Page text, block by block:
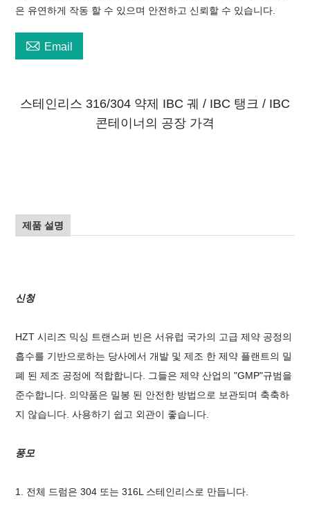
은 유연하게 작동 할 수 있으며 안전하고 신뢰할 수 있습니다.
 Email
스테인리스 316/304 약제 IBC 궤 / IBC 탱크 / IBC
콘테이너의 공장 가격
제품 설명
신청
HZT 시리즈 믹싱 트랜스퍼 빈은 서유럽 국가의 고급 제약 공정의
흡수를 기반으로하는 당사에서 개발 및 제조 한 제약 플랜트의 밀
폐 된 제조 공정에 적합합니다. 그들은 제약 산업의 "GMP"규범을
준수합니다. 의약품은 밀봉 된 안전한 방법으로 보관되며 축축하
지 않습니다. 사용하기 쉽고 외관이 좋습니다.
풍모
1. 전체 드럼은 304 또는 316L 스테인리스로 만듭니다.